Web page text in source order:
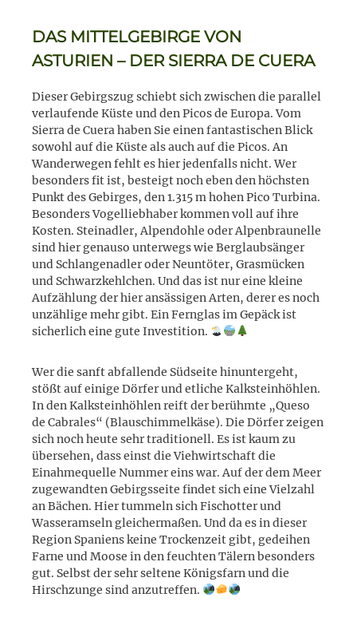
DAS MITTELGEBIRGE VON
ASTURIEN – DER SIERRA DE CUERA
Dieser Gebirgszug schiebt sich zwischen die parallel
verlaufende Küste und den Picos de Europa. Vom
Sierra de Cuera haben Sie einen fantastischen Blick
sowohl auf die Küste als auch auf die Picos. An
Wanderwegen fehlt es hier jedenfalls nicht. Wer
besonders fit ist, besteigt noch eben den höchsten
Punkt des Gebirges, den 1.315 m hohen Pico Turbina.
Besonders Vogelliebhaber kommen voll auf ihre
Kosten. Steinadler, Alpendohle oder Alpenbraunelle
sind hier genauso unterwegs wie Berglaubsänger
und Schlangenadler oder Neuntöter, Grasmücken
und Schwarzkehlchen. Und das ist nur eine kleine
Aufzählung der hier ansässigen Arten, derer es noch
unzählige mehr gibt. Ein Fernglas im Gepäck ist
sicherlich eine gute Investition.
Wer die sanft abfallende Südseite hinuntergeht,
stößt auf einige Dörfer und etliche Kalksteinhöhlen.
In den Kalksteinhöhlen reift der berühmte „Queso
de Cabrales“ (Blauschimmelkäse). Die Dörfer zeigen
sich noch heute sehr traditionell. Es ist kaum zu
übersehen, dass einst die Viehwirtschaft die
Einahmequelle Nummer eins war. Auf der dem Meer
zugewandten Gebirgsseite findet sich eine Vielzahl
an Bächen. Hier tummeln sich Fischotter und
Wasseramseln gleichermaßen. Und da es in dieser
Region Spaniens keine Trockenzeit gibt, gedeihen
Farne und Moose in den feuchten Tälern besonders
gut. Selbst der sehr seltene Königsfarn und die
Hirschzunge sind anzutreffen.